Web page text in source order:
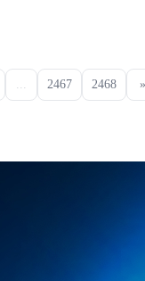
2467 2468 »